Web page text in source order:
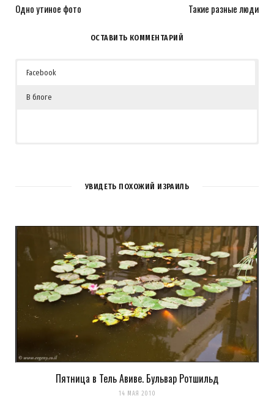
Одно утиное фото Такие разные люди
ОСТАВИТЬ КОММЕНТАРИЙ
Facebook
В блоге
1COMMENT
Elvis REPLY
Бедняжка
УВИДЕТЬ ПОХОЖИЙ ИЗРАИЛЬ
Пятница в Тель Авиве. Бульвар Ротшильд
14 МАЯ 2010